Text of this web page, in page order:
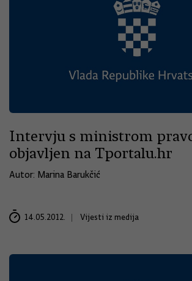
Intervju s ministrom
objavljen na Tportalu.hr
Autor: Marina Barukčić
14.05.2012. Vijesti iz medija